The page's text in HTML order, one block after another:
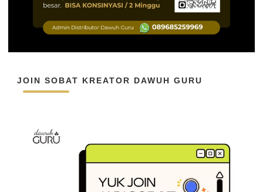
JOIN SOBAT KREATOR DAWUH GURU